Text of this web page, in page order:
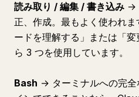
読み取り / 編集 / 書き込み →
正、作成。最もよく使われ
ードを理解する」または「
ら 3 つを使用しています。
Bash → ターミナルへの完全